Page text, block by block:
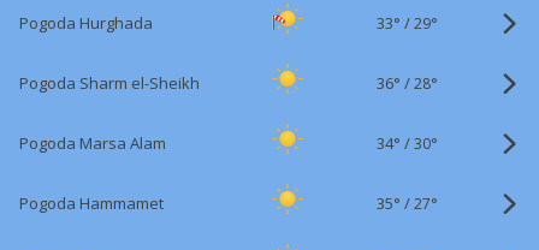
Pogoda Hurghada 33° /29°
Pogoda Sharm el-Sheikh 36° /28°
Pogoda Marsa Alam 34° /30°
Pogoda Hammamet 35° /27°